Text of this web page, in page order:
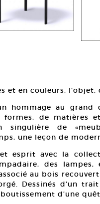
et en couleurs, l’objet,
hommage au grand
formes, de matières
singulière de
une leçon de
esprit avec la
des
au bois
Dessinés d’un
d’une